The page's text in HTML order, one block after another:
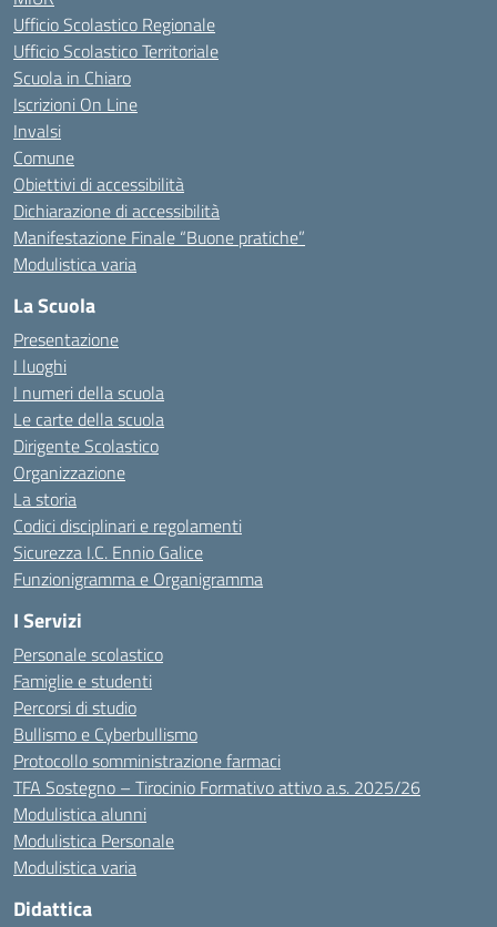
Ufficio Scolastico Regionale
Ufficio Scolastico Territoriale
Scuola in Chiaro
Iscrizioni On Line
Invalsi
Comune
Obiettivi di accessibilità
Dichiarazione di accessibilità
Manifestazione Finale “Buone pratiche”
Modulistica varia
La Scuola
Presentazione
I luoghi
I numeri della scuola
Le carte della scuola
Dirigente Scolastico
Organizzazione
La storia
Codici disciplinari e regolamenti
Sicurezza I.C. Ennio Galice
Funzionigramma e Organigramma
I Servizi
Personale scolastico
Famiglie e studenti
Percorsi di studio
Bullismo e Cyberbullismo
Protocollo somministrazione farmaci
TFA Sostegno – Tirocinio Formativo attivo a.s. 2025/26
Modulistica alunni
Modulistica Personale
Modulistica varia
Didattica